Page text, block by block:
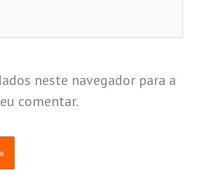
neste navegador para a
comentar.